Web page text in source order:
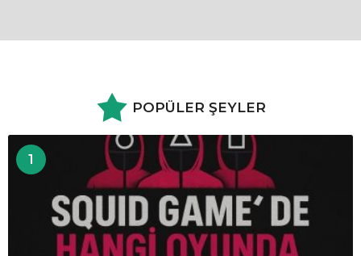
POPÜLER ŞEYLER
1